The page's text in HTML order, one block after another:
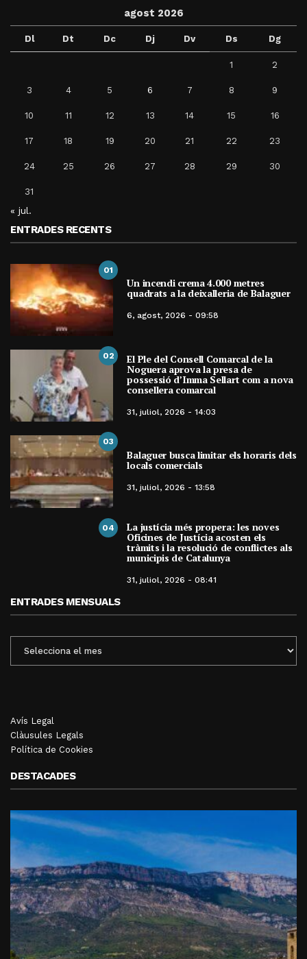
agost 2026
Dl Dt Dc Dj Dv Ds Dg
1 2
3 4 5 6 7 8 9
10 11 12 13 14 15 16
17 18 19 20 21 22 23
24 25 26 27 28 29 30
31
« jul.
ENTRADES RECENTS
01
Un incendi crema 4.000 metres
quadrats a la deixalleria de Balaguer
6, agost, 2026 - 09:58
02 El Ple del Consell Comarcal de la
Noguera aprova la presa de
possessió d’Imma Sellart com a nova
consellera comarcal
31, juliol, 2026 - 14:03
03
Balaguer busca limitar els horaris dels
locals comercials
31, juliol, 2026 - 13:58
04 La justícia més propera: les noves
Oficines de Justícia acosten els
tràmits i la resolució de conflictes als
municipis de Catalunya
31, juliol, 2026 - 08:41
ENTRADES MENSUALS
MENSUALS
Avís Legal
Clàusules Legals
Política de Cookies
DESTACADES